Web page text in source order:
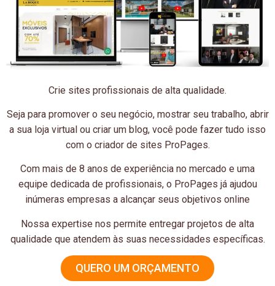
Crie sites profissionais de alta qualidade.
Seja para promover o seu negócio, mostrar seu trabalho, abrir
a sua loja virtual ou criar um blog, você pode fazer tudo isso
com o criador de sites ProPages.
Com mais de 8 anos de experiência no mercado e uma
equipe dedicada de profissionais, o ProPages já ajudou
inúmeras empresas a alcançar seus objetivos online
Nossa expertise nos permite entregar projetos de alta
qualidade que atendem às suas necessidades específicas.
QUERO UM ORÇAMENTO